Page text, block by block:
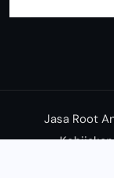
Jasa Root